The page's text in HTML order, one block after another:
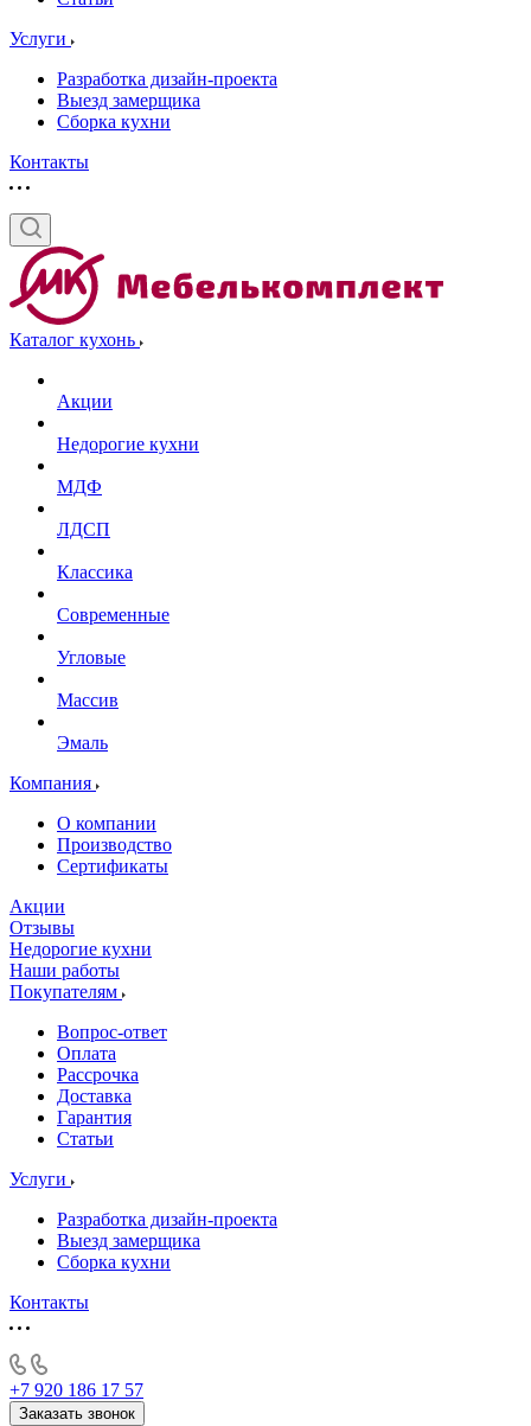
Услуги
Разработка дизайн-проекта
Выезд замерщика
Сборка кухни
Контакты
Каталог кухонь
Акции
Недорогие кухни
МДФ
ЛДСП
Классика
Современные
Угловые
Массив
Эмаль
Компания
О компании
Производство
Сертификаты
Акции
Отзывы
Недорогие кухни
Наши работы
Покупателям
Вопрос-ответ
Оплата
Рассрочка
Доставка
Гарантия
Статьи
Услуги
Разработка дизайн-проекта
Выезд замерщика
Сборка кухни
Контакты
+7 920 186 17 57
Заказать звонок